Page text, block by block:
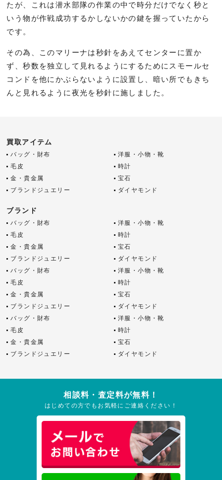
たが、これは潜水部隊の作業の中で時分だけでなく秒と
いう物が作戦成功するかしないかの鍵を握っていたから
です。
その為、このマリーナは秒針をあえてセンターに置か
ず、秒数を独立して見れるようにするためにスモールセ
コンドを他にかぶらないように設置し、暗い所でもきち
んと見れるように夜光を秒針に施しました。
買取アイテム
バッグ・財布
洋服・小物・靴
毛皮
時計
金・貴金属
宝石
ブランドジュエリー
ダイヤモンド
ブランド
バッグ・財布
洋服・小物・靴
毛皮
時計
金・貴金属
宝石
ブランドジュエリー
ダイヤモンド
バッグ・財布
洋服・小物・靴
毛皮
時計
金・貴金属
宝石
ブランドジュエリー
ダイヤモンド
バッグ・財布
洋服・小物・靴
毛皮
時計
金・貴金属
宝石
ブランドジュエリー
ダイヤモンド
相談料・査定料が無料！
はじめての方でもお気軽にご連絡ください！